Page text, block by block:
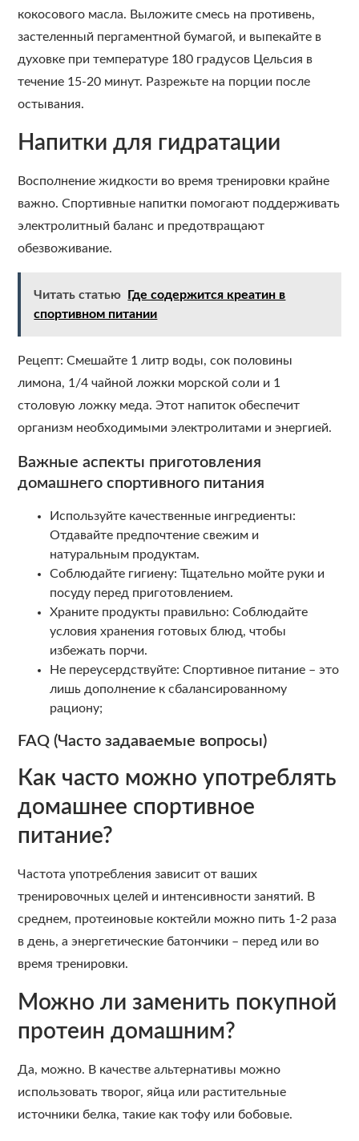
кокосового масла. Выложите смесь на противень,
застеленный пергаментной бумагой, и выпекайте в
духовке при температуре 180 градусов Цельсия в
течение 15-20 минут. Разрежьте на порции после
остывания.
Напитки для гидратации
Восполнение жидкости во время тренировки крайне
важно. Спортивные напитки помогают поддерживать
электролитный баланс и предотвращают
обезвоживание.
Читать статью
Где содержится креатин в
спортивном питании
Рецепт: Смешайте 1 литр воды, сок половины
лимона, 1/4 чайной ложки морской соли и 1
столовую ложку меда. Этот напиток обеспечит
организм необходимыми электролитами и энергией.
Важные аспекты приготовления
домашнего спортивного питания
Используйте качественные ингредиенты:
Отдавайте предпочтение свежим и
натуральным продуктам.
Соблюдайте гигиену: Тщательно мойте руки и
посуду перед приготовлением.
Храните продукты правильно: Соблюдайте
условия хранения готовых блюд, чтобы
избежать порчи.
Не переусердствуйте: Спортивное питание – это
лишь дополнение к сбалансированному
рациону;
FAQ (Часто задаваемые вопросы)
Как часто можно употреблять
домашнее спортивное
питание?
Частота употребления зависит от ваших
тренировочных целей и интенсивности занятий. В
среднем, протеиновые коктейли можно пить 1-2 раза
в день, а энергетические батончики – перед или во
время тренировки.
Можно ли заменить покупной
протеин домашним?
Да, можно. В качестве альтернативы можно
использовать творог, яйца или растительные
источники белка, такие как тофу или бобовые.